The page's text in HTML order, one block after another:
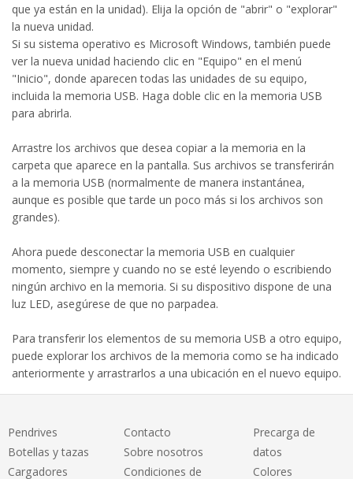
que ya están en la unidad). Elija la opción de "abrir" o "explorar"
la nueva unidad.
Si su sistema operativo es Microsoft Windows, también puede
ver la nueva unidad haciendo clic en "Equipo" en el menú
"Inicio", donde aparecen todas las unidades de su equipo,
incluida la memoria USB. Haga doble clic en la memoria USB
para abrirla.
Arrastre los archivos que desea copiar a la memoria en la
carpeta que aparece en la pantalla. Sus archivos se transferirán
a la memoria USB (normalmente de manera instantánea,
aunque es posible que tarde un poco más si los archivos son
grandes).
Ahora puede desconectar la memoria USB en cualquier
momento, siempre y cuando no se esté leyendo o escribiendo
ningún archivo en la memoria. Si su dispositivo dispone de una
luz LED, asegúrese de que no parpadea.
Para transferir los elementos de su memoria USB a otro equipo,
puede explorar los archivos de la memoria como se ha indicado
anteriormente y arrastrarlos a una ubicación en el nuevo equipo.
Pendrives
Botellas y tazas
Cargadores
Contacto
Sobre nosotros
Condiciones de
Precarga de
datos
Colores